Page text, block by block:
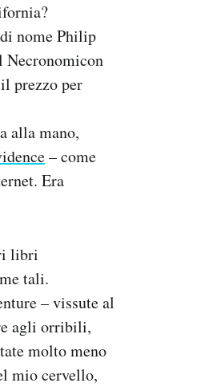
nome Philip
Necronomicon
prezzo per
alla mano,
– come
Era
libri
tali.
– vissute al
agli orribili,
molto meno
mio cervello,